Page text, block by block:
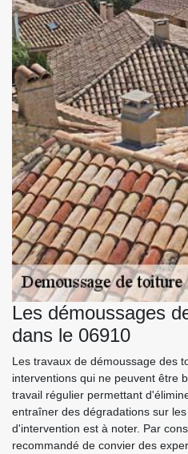
Les démoussages
dans le 06910
Les travaux de démoussage des
interventions qui ne peuvent être
travail régulier permettant
entraîner des dégradations sur
d'intervention est à noter. Par
recommandé de convier des